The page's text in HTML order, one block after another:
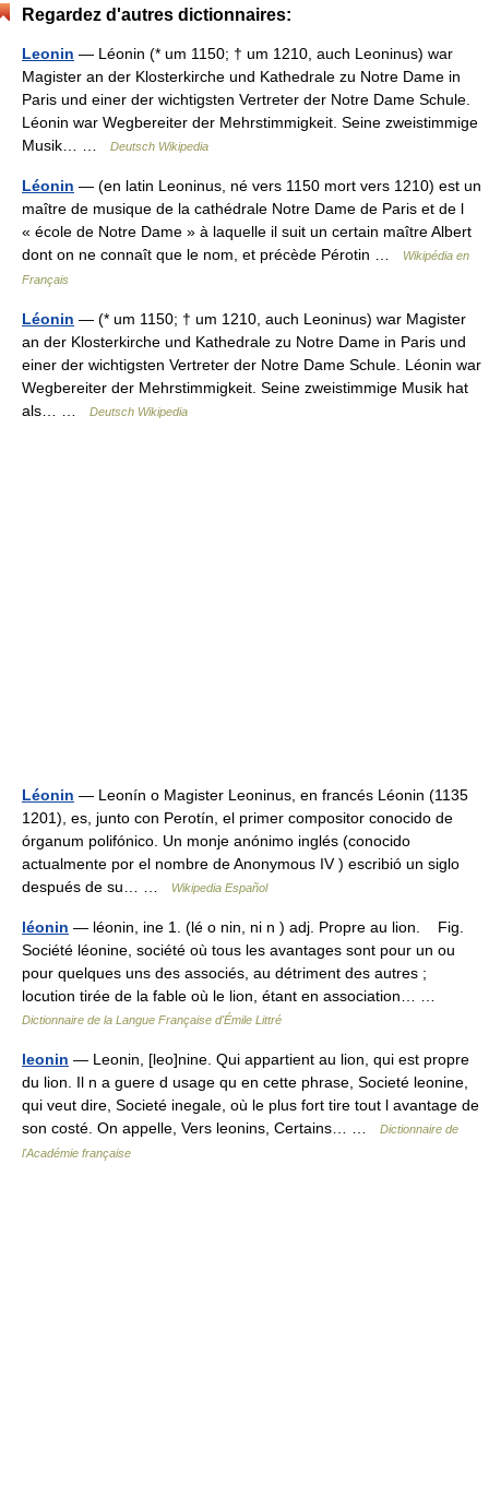
Regardez d'autres dictionnaires:
Leonin — Léonin (* um 1150; † um 1210, auch Leoninus) war
Magister an der Klosterkirche und Kathedrale zu Notre Dame in
Paris und einer der wichtigsten Vertreter der Notre Dame Schule.
Léonin war Wegbereiter der Mehrstimmigkeit. Seine zweistimmige
Musik… …
Deutsch Wikipedia
Léonin — (en latin Leoninus, né vers 1150 mort vers 1210) est un
maître de musique de la cathédrale Notre Dame de Paris et de l
« école de Notre Dame » à laquelle il suit un certain maître Albert
dont on ne connaît que le nom, et précède Pérotin …
Wikipédia en
Français
Léonin — (* um 1150; † um 1210, auch Leoninus) war Magister
an der Klosterkirche und Kathedrale zu Notre Dame in Paris und
einer der wichtigsten Vertreter der Notre Dame Schule. Léonin war
Wegbereiter der Mehrstimmigkeit. Seine zweistimmige Musik hat
als… …
Deutsch Wikipedia
Léonin — Leonín o Magister Leoninus, en francés Léonin (1135
1201), es, junto con Perotín, el primer compositor conocido de
órganum polifónico. Un monje anónimo inglés (conocido
actualmente por el nombre de Anonymous IV ) escribió un siglo
después de su… …
Wikipedia Español
léonin — léonin, ine 1. (lé o nin, ni n ) adj. Propre au lion. Fig.
Société léonine, société où tous les avantages sont pour un ou
pour quelques uns des associés, au détriment des autres ;
locution tirée de la fable où le lion, étant en association… …
Dictionnaire de la Langue Française d'Émile Littré
leonin — Leonin, [leo]nine. Qui appartient au lion, qui est propre
du lion. Il n a guere d usage qu en cette phrase, Societé leonine,
qui veut dire, Societé inegale, où le plus fort tire tout l avantage de
son costé. On appelle, Vers leonins, Certains… …
Dictionnaire de
l'Académie française